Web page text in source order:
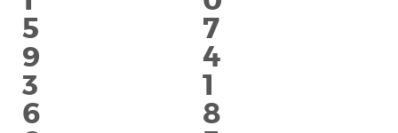
5
9
3
6
7
4
1
8